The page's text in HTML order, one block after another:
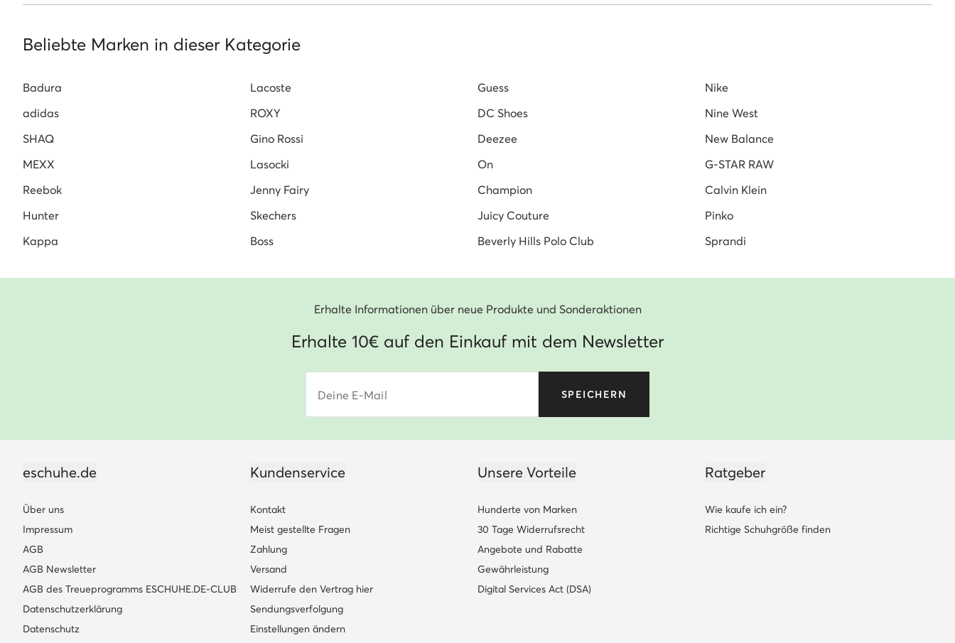
Beliebte Marken in dieser Kategorie
Badura Lacoste Guess
Nike
adidas
ROXY DC Shoes
Nine West
SHAQ
Gino Rossi Deezee
New Balance
MEXX
Lasocki On
G-STAR RAW
Reebok
Jenny Fairy Champion
Calvin Klein
Hunter
Skechers Juicy Couture
Pinko
Kappa
Boss Beverly Hills Polo Club Sprandi
Erhalte Informationen über neue Produkte und Sonderaktionen
Erhalte 10€ auf den Einkauf mit dem Newsletter
Deine E-Mail SPEICHERN
eschuhe.de
Über uns
Impressum
AGB
AGB Newsletter
AGB des Treueprogramms ESCHUHE.DE-CLUB
Datenschutzerklärung
Datenschutz
Kundenservice
Kontakt
Meist gestellte Fragen
Zahlung
Versand
Widerrufe den Vertrag hier
Sendungsverfolgung
Einstellungen ändern
Unsere Vorteile
Hunderte von Marken
30 Tage Widerrufsrecht
Angebote und Rabatte
Gewährleistung
Digital Services Act (DSA)
Ratgeber
Wie kaufe ich ein?
Richtige Schuhgröße finden